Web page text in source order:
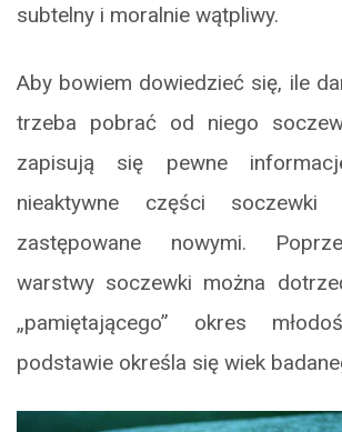
subtelny i moralnie wątpliwy.
Aby bowiem dowiedzieć się, ile
trzeba pobrać od niego
zapisują się pewne
nieaktywne części soczewki
zastępowane nowymi.
warstwy soczewki można
„pamiętającego” okres
podstawie określa się wiek